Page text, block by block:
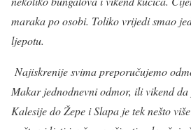
maraka po osobi. Toliko vrijedi smao
ljepotu.
Najiskrenije svima preporučujemo
Makar jednodnevni odmor, ili vikend
Kalesije do Žepe i Slapa je tek nešto